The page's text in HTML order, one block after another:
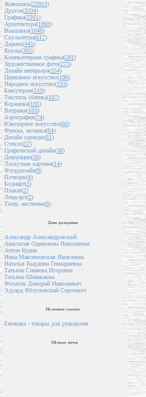
Живопись(22953)
Другое(3334)
Графика(3261)
Архитектура(1969)
Вышивка(1048)
Скульптура(617)
Дерево(445)
Куклы(302)
Компьютерная графика(281)
Художественное фото(273)
Дизайн интерьера(254)
Церковное искусство(196)
Народное искусство(193)
Бижутерия(119)
Текстиль (батик)(107)
Керамика(105)
Витражи(103)
Аэрография(74)
Ювелирное искусство(66)
Фреска, мозаика(64)
Дизайн одежды(61)
Стекло(57)
Графический дизайн(38)
Декорации(26)
Лоскутная картина(14)
Флордизайн(9)
Пэчворк(4)
Бодиарт(3)
Плакат(2)
Ленд-арт(2)
Театр. костюмы(0)
День рождения
Александр Александровский
Анастасия Одинокова Николаевна
Антон Кудин
Инна Максимовская Яковлевна
Наталья Бырдина Геннадиевна
Татьяна Синяева Игоревна
Татьяна Шпанькова
Филатов Дмитрий Николаевич
Эдуард Яблуновский Сергеевич
Полезные ссылки
Ежевика - товары для рукоделия
Облако тегов